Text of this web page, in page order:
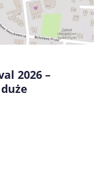
podczas
2026 –